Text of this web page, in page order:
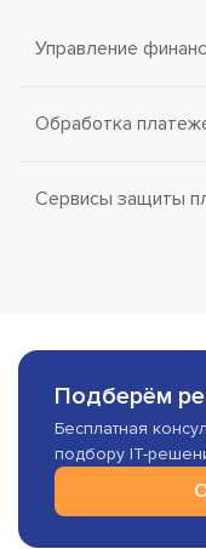
Управление
Обработка
Сервисы защиты
Подберём
Бесплатная
подбору IT-